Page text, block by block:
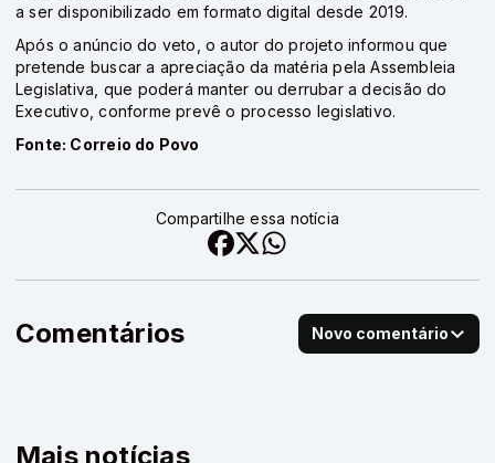
a ser disponibilizado em formato digital desde 2019.
Após o anúncio do veto, o autor do projeto informou que
pretende buscar a apreciação da matéria pela Assembleia
Legislativa, que poderá manter ou derrubar a decisão do
Executivo, conforme prevê o processo legislativo.
Fonte: Correio do Povo
Compartilhe essa notícia
Comentários Novo comentário
Mais notícias